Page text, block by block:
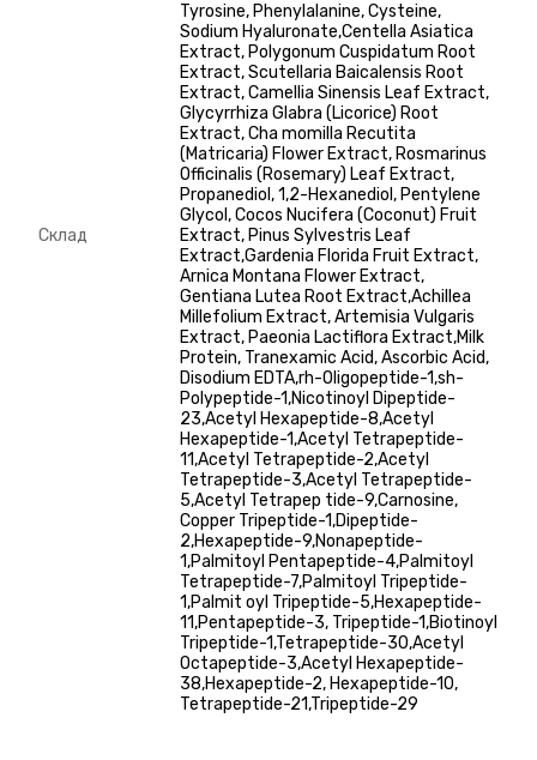
Склад
Tyrosine, Phenylalanine, Cysteine,
Sodium Hyaluronate,Centella Asiatica
Extract, Polygonum Cuspidatum Root
Extract, Scutellaria Baicalensis Root
Extract, Camellia Sinensis Leaf Extract,
Glycyrrhiza Glabra (Licorice) Root
Extract, Cha momilla Recutita
(Matricaria) Flower Extract, Rosmarinus
Officinalis (Rosemary) Leaf Extract,
Propanediol, 1,2-Hexanediol, Pentylene
Glycol, Cocos Nucifera (Coconut) Fruit
Extract, Pinus Sylvestris Leaf
Extract,Gardenia Florida Fruit Extract,
Arnica Montana Flower Extract,
Gentiana Lutea Root Extract,Achillea
Millefolium Extract, Artemisia Vulgaris
Extract, Paeonia Lactiflora Extract,Milk
Protein, Tranexamic Acid, Ascorbic Acid,
Disodium EDTA,rh-Oligopeptide-1,sh-
Polypeptide-1,Nicotinoyl Dipeptide-
23,Acetyl Hexapeptide-8,Acetyl
Hexapeptide-1,Acetyl Tetrapeptide-
11,Acetyl Tetrapeptide-2,Acetyl
Tetrapeptide-3,Acetyl Tetrapeptide-
5,Acetyl Tetrapep tide-9,Carnosine,
Copper Tripeptide-1,Dipeptide-
2,Hexapeptide-9,Nonapeptide-
1,Palmitoyl Pentapeptide-4,Palmitoyl
Tetrapeptide-7,Palmitoyl Tripeptide-
1,Palmit oyl Tripeptide-5,Hexapeptide-
11,Pentapeptide-3, Tripeptide-1,Biotinoyl
Tripeptide-1,Tetrapeptide-30,Acetyl
Octapeptide-3,Acetyl Hexapeptide-
38,Hexapeptide-2, Hexapeptide-10,
Tetrapeptide-21,Tripeptide-29